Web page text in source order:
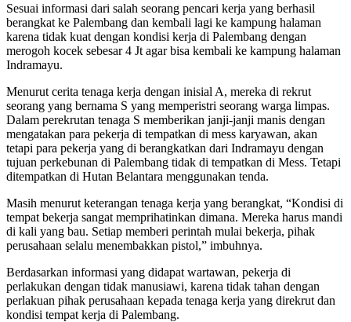
Sesuai informasi dari salah seorang pencari kerja yang berhasil
berangkat ke Palembang dan kembali lagi ke kampung halaman
karena tidak kuat dengan kondisi kerja di Palembang dengan
merogoh kocek sebesar 4 Jt agar bisa kembali ke kampung halaman
Indramayu.
Menurut cerita tenaga kerja dengan inisial A, mereka di rekrut
seorang yang bernama S yang memperistri seorang warga limpas.
Dalam perekrutan tenaga S memberikan janji-janji manis dengan
mengatakan para pekerja di tempatkan di mess karyawan, akan
tetapi para pekerja yang di berangkatkan dari Indramayu dengan
tujuan perkebunan di Palembang tidak di tempatkan di Mess. Tetapi
ditempatkan di Hutan Belantara menggunakan tenda.
Masih menurut keterangan tenaga kerja yang berangkat, “Kondisi di
tempat bekerja sangat memprihatinkan dimana. Mereka harus mandi
di kali yang bau. Setiap memberi perintah mulai bekerja, pihak
perusahaan selalu menembakkan pistol,” imbuhnya.
Berdasarkan informasi yang didapat wartawan, pekerja di
perlakukan dengan tidak manusiawi, karena tidak tahan dengan
perlakuan pihak perusahaan kepada tenaga kerja yang direkrut dan
kondisi tempat kerja di Palembang.